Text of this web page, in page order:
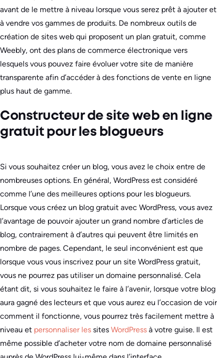
avant de le mettre à niveau lorsque vous serez prêt à ajouter et
à vendre vos gammes de produits. De nombreux outils de
création de sites web qui proposent un plan gratuit, comme
Weebly, ont des plans de commerce électronique vers
lesquels vous pouvez faire évoluer votre site de manière
transparente afin d’accéder à des fonctions de vente en ligne
plus haut de gamme.
Constructeur de site web en ligne
gratuit pour les blogueurs
Si vous souhaitez créer un blog, vous avez le choix entre de
nombreuses options. En général, WordPress est considéré
comme l’une des meilleures options pour les blogueurs.
Lorsque vous créez un blog gratuit avec WordPress, vous avez
l’avantage de pouvoir ajouter un grand nombre d’articles de
blog, contrairement à d’autres qui peuvent être limités en
nombre de pages. Cependant, le seul inconvénient est que
lorsque vous vous inscrivez pour un site WordPress gratuit,
vous ne pourrez pas utiliser un domaine personnalisé. Cela
étant dit, si vous souhaitez le faire à l’avenir, lorsque votre blog
aura gagné des lecteurs et que vous aurez eu l’occasion de voir
comment il fonctionne, vous pourrez très facilement mettre à
niveau et personnaliser les sites WordPress à votre guise. Il est
même possible d’acheter votre nom de domaine personnalisé